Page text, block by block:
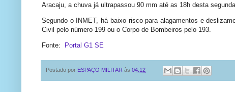
Aracaju, a chuva já ultrapassou 90 mm até as 18h desta
Segundo o INMET, há baixo risco para alagamentos e
Civil pelo número 199 ou o Corpo de Bombeiros pelo 193.
Fonte: Portal G1 SE
Postado por ESPAÇO MILITAR às 04:12